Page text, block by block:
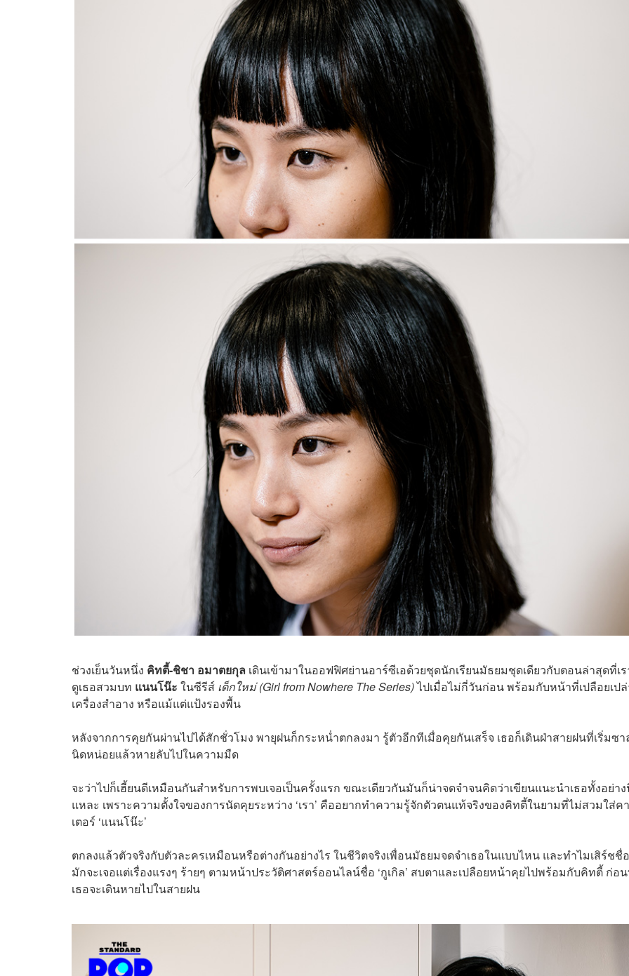
ช่วงเย็นวันหนึ่ง คิทตี้-ชิชา อมาตยกุล เดินเข้ามาในออฟฟิศย่านอาร์ซีเอด้วยชุดนักเรียนมัธยมชุดเดียวกับตอนล่าสุดที่เร
ดูเธอสวมบท แนนโน๊ะ ในซีรีส์ เด็กใหม่ (Girl from Nowhere The Series)ไปเมื่อไม่กี่วันก่อน พร้อมกับหน้าที่เปลือยเปล่
เครื่องสำอาง หรือแม้แต่แป้งรองพื้น
หลังจากการคุยกันผ่านไปได้สักชั่วโมง พายุฝนก็กระหน่ำตกลงมา รู้ตัวอีกทีเมื่อคุยกันเสร็จ เธอก็เดินฝ่าสายฝนที่เริ่มซา
นิดหน่อยแล้วหายลับไปในความมืด
จะว่าไปก็เฮี้ยนดีเหมือนกันสำหรับการพบเจอเป็นครั้งแรก ขณะเดียวกันมันก็น่าจดจำจนคิดว่าเขียนแนะนำเธอทั้งอย่า
แหละ เพราะความตั้งใจของการนัดคุยระหว่าง ‘เรา’ คืออยากทำความรู้จักตัวตนแท้จริงของคิทตี้ในยามที่ไม่สวมใส่ค
เตอร์ ‘แนนโน๊ะ’
ตกลงแล้วตัวจริงกับตัวละครเหมือนหรือต่างกันอย่างไร ในชีวิตจริงเพื่อนมัธยมจดจำเธอในแบบไหน และทำไมเสิร์ชชื่
มักจะเจอแต่เรื่องแรงๆ ร้ายๆ ตามหน้าประวัติศาสตร์ออนไลน์ชื่อ ‘กูเกิล’ สบตาและเปลือยหน้าคุยไปพร้อมกับคิทตี้ ก่อ
เธอจะเดินหายไปในสายฝน